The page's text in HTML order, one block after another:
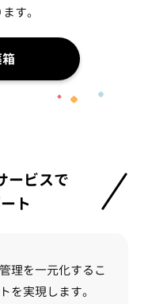
す。
ービスで
ト
理を一元化するこ
を実現します。